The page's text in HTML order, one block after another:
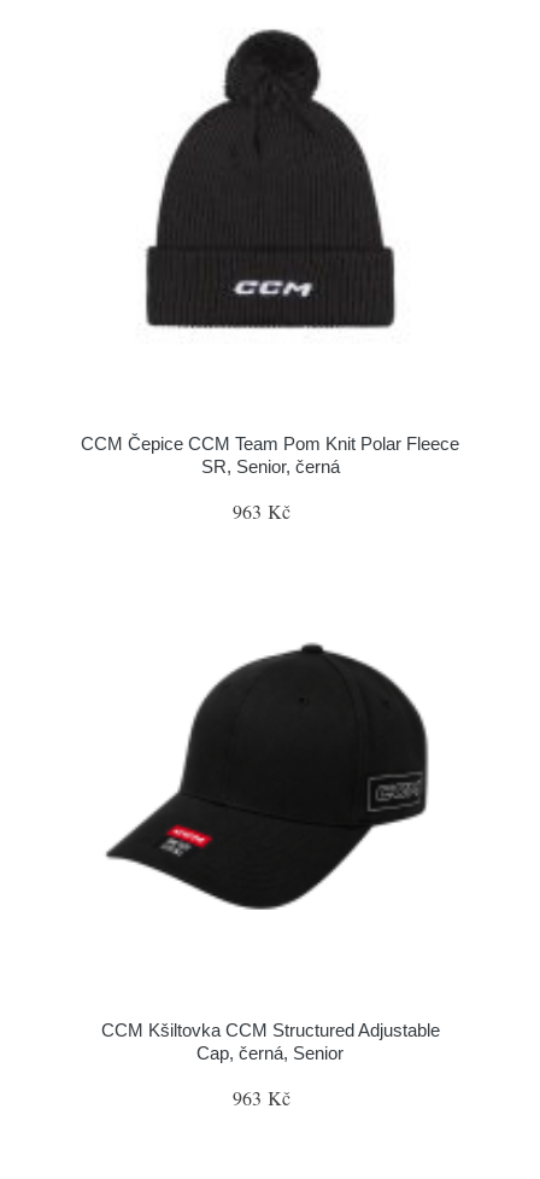
CCM Čepice CCM Team Pom Knit Polar Fleece
SR, Senior, černá
963 Kč
CCM Kšiltovka CCM Structured Adjustable
Cap, černá, Senior
963 Kč